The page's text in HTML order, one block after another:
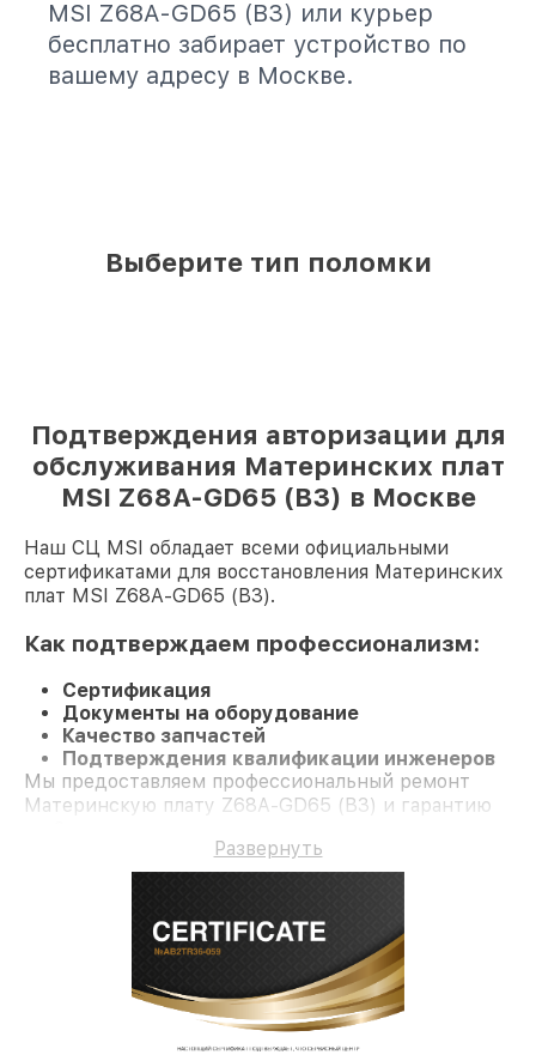
MSI Z68A-GD65 (B3) или курьер
бесплатно забирает устройство по
вашему адресу в Москве.
Выберите тип поломки
Подтверждения авторизации для
обслуживания Материнских плат
MSI Z68A-GD65 (B3) в Москве
Наш СЦ MSI обладает всеми официальными
сертификатами для восстановления Материнских
плат MSI Z68A-GD65 (B3).
Как подтверждаем профессионализм:
Сертификация
Документы на оборудование
Качество запчастей
Подтверждения квалификации инженеров
Мы предоставляем профессиональный ремонт
Материнскую плату Z68A-GD65 (B3) и гарантию
Развернуть